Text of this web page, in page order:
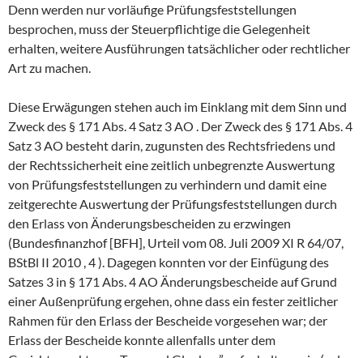
Denn werden nur vorläufige Prüfungsfeststellungen
besprochen, muss der Steuerpflichtige die Gelegenheit
erhalten, weitere Ausführungen tatsächlicher oder rechtlicher
Art zu machen.
Diese Erwägungen stehen auch im Einklang mit dem Sinn und
Zweck des § 171 Abs. 4 Satz 3 AO . Der Zweck des § 171 Abs. 4
Satz 3 AO besteht darin, zugunsten des Rechtsfriedens und
der Rechtssicherheit eine zeitlich unbegrenzte Auswertung
von Prüfungsfeststellungen zu verhindern und damit eine
zeitgerechte Auswertung der Prüfungsfeststellungen durch
den Erlass von Änderungsbescheiden zu erzwingen
(Bundesfinanzhof [BFH], Urteil vom 08. Juli 2009 XI R 64/07,
BStBl II 2010 , 4 ). Dagegen konnten vor der Einfügung des
Satzes 3 in § 171 Abs. 4 AO Änderungsbescheide auf Grund
einer Außenprüfung ergehen, ohne dass ein fester zeitlicher
Rahmen für den Erlass der Bescheide vorgesehen war; der
Erlass der Bescheide konnte allenfalls unter dem